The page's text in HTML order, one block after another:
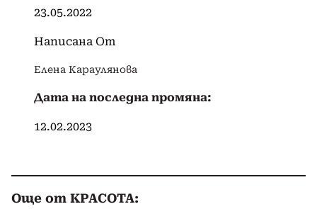
23.05.2022
Написана От
Елена Караулянова
Дата на последна промяна:
12.02.2023
Още от КРАСОТА: